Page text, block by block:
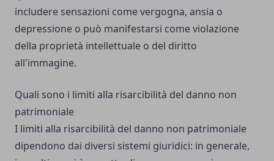
includere sensazioni come vergogna, ansia o
depressione o può manifestarsi come violazione
della proprietà intellettuale o del diritto
all'immagine.
Quali sono i limiti alla risarcibilità del danno non
patrimoniale
I limiti alla risarcibilità del danno non patrimoniale
dipendono dai diversi sistemi giuridici: in generale,